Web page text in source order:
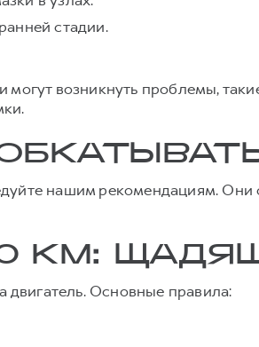
стадии.
возникнуть проблемы,
нашим рекомендациям. Они
КМ:
двигатель. Основные правила: